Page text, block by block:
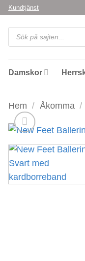
Skip
content
Kundtjänst
Products
search
Damskor
Hem / Åkomma /